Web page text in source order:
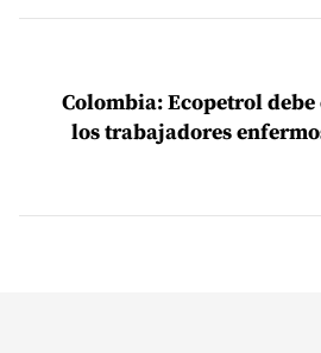
Colombia: Ecopetrol
los trabajadores